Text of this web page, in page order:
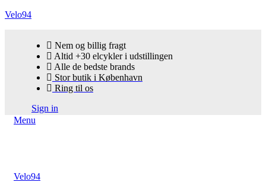
Velo94
Nem og billig fragt
Altid +30 elcykler i udstillingen
Alle de bedste brands
Stor butik i København
Ring til os
Sign in
Menu
Velo94